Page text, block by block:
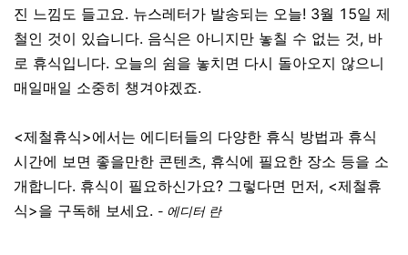
진 느낌도 들고요. 뉴스레터가 발송되는 오늘! 3월 15일 제
철인 것이 있습니다. 음식은 아니지만 놓칠 수 없는 것, 바
로 휴식입니다. 오늘의 쉼을 놓치면 다시 돌아오지 않으니
매일매일 소중히 챙겨야겠죠.
<제철휴식>에서는 에디터들의 다양한 휴식 방법과 휴식
시간에 보면 좋을만한 콘텐츠, 휴식에 필요한 장소 등을 소
개합니다. 휴식이 필요하신가요? 그렇다면 먼저, <제철휴
식>을 구독해 보세요. - 에디터 란